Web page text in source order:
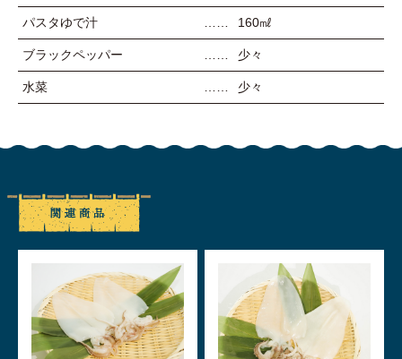
パスタゆで汁 160㎖
ブラックペッパー 少々
水菜 少々